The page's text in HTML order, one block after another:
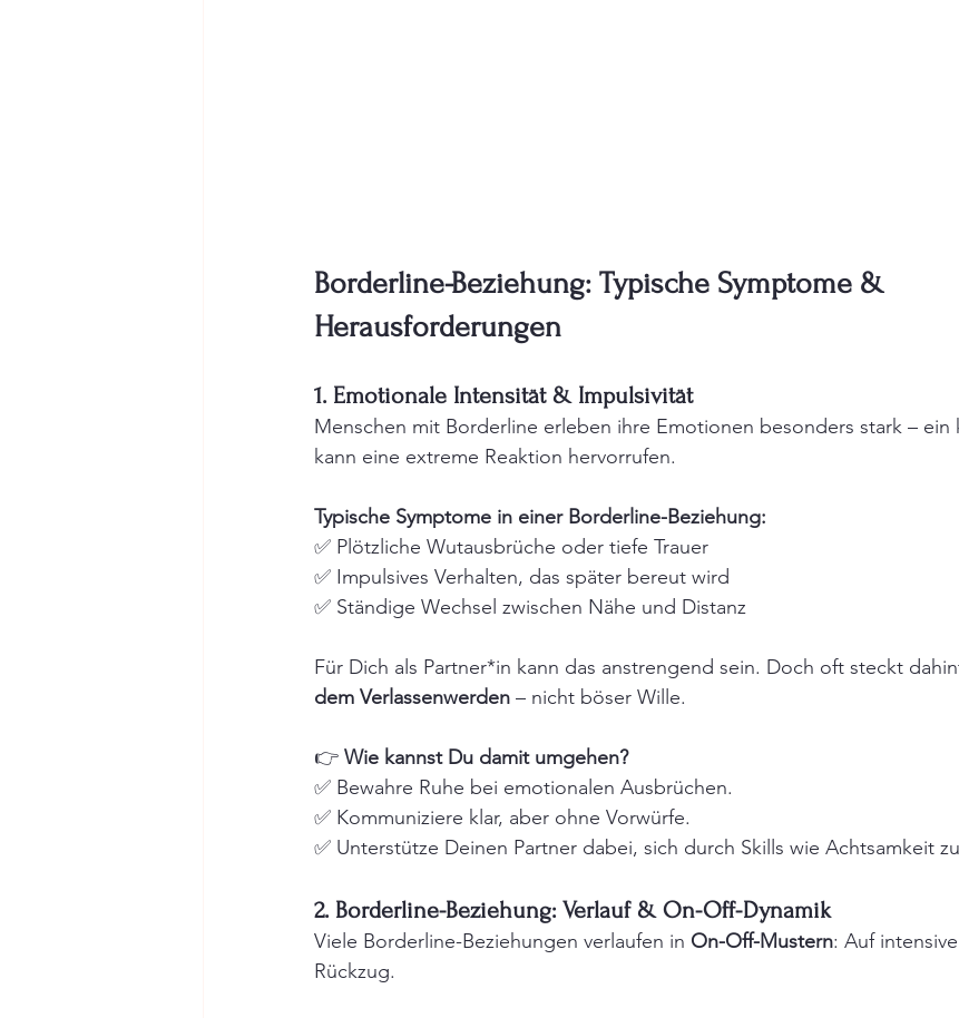
Borderline-Beziehung: Typische Symptome &
Herausforderungen
1. Emotionale Intensität & Impulsivität
Menschen mit Borderline erleben ihre Emotionen besonders stark – ein
kann eine extreme Reaktion hervorrufen.
Typische Symptome in einer Borderline-Beziehung:
✅ Plötzliche Wutausbrüche oder tiefe Trauer
✅ Impulsives Verhalten, das später bereut wird
✅ Ständige Wechsel zwischen Nähe und Distanz
Für Dich als Partner*in kann das anstrengend sein. Doch oft steckt
dem Verlassenwerden – nicht böser Wille.
👉 Wie kannst Du damit umgehen?
✅ Bewahre Ruhe bei emotionalen Ausbrüchen.
✅ Kommuniziere klar, aber ohne Vorwürfe.
✅ Unterstütze Deinen Partner dabei, sich durch Skills wie Achtsamkeit
2. Borderline-Beziehung: Verlauf & On-Off-Dynamik
Viele Borderline-Beziehungen verlaufen in On-Off-Mustern: Auf
Rückzug.